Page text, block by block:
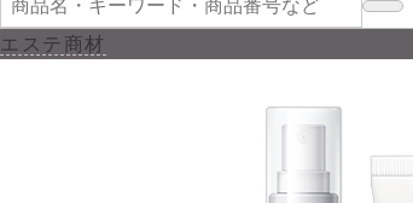
エステ商材